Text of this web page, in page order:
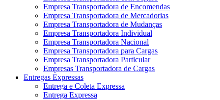
Empresa Transportadora de Encomendas
Empresa Transportadora de Mercadorias
Empresa Transportadora de Mudanças
Empresa Transportadora Individual
Empresa Transportadora Nacional
Empresa Transportadora para Cargas
Empresa Transportadora Particular
Empresas Transportadora de Cargas
Entregas Expressas
Entrega e Coleta Expressa
Entrega Expressa